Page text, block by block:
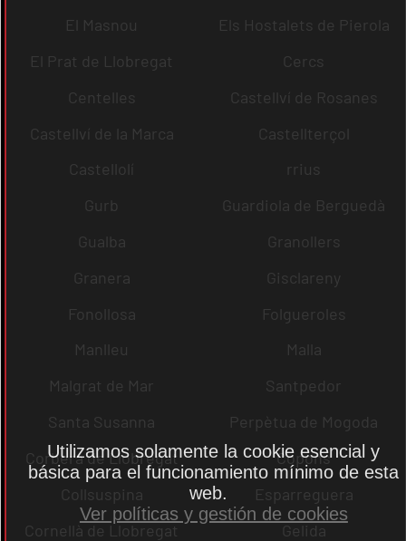
El Masnou
Els Hostalets de Pierola
El Prat de Llobregat
Cercs
Centelles
Castellví de Rosanes
Castellví de la Marca
Castellterçol
Castellolí
rrius
Gurb
Guardiola de Berguedà
Gualba
Granollers
Granera
Gisclareny
Fonollosa
Folgueroles
Manlleu
Malla
Malgrat de Mar
Santpedor
Santa Susanna
Perpètua de Mogoda
Corbera de Llobregat
Copons
Collsuspina
Esparreguera
Cornellà de Llobregat
Gelida
Utilizamos solamente la cookie esencial y
básica para el funcionamiento mínimo de esta
web.
Ver políticas y gestión de cookies